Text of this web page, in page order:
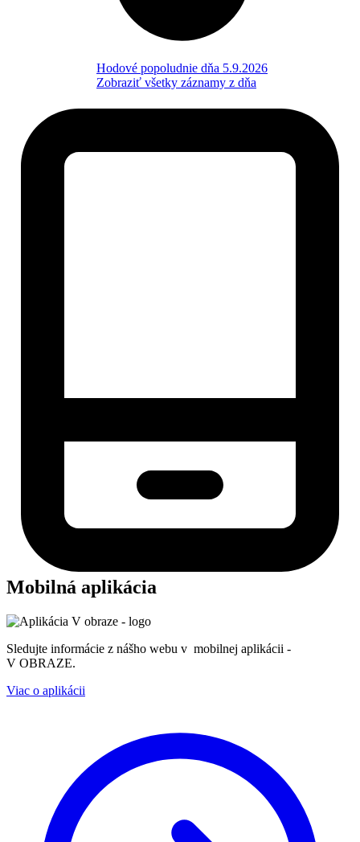
Hodové popoludnie dňa 5.9.2026
Zobraziť všetky záznamy z dňa
Mobilná aplikácia
Sledujte informácie z nášho webu v mobilnej aplikácii -
V OBRAZE.
Viac o aplikácii